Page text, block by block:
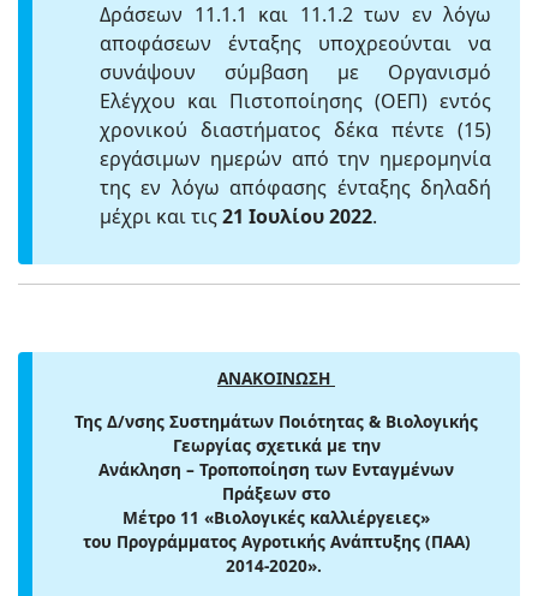
Δράσεων 11.1.1 και 11.1.2 των εν λόγω
αποφάσεων ένταξης υποχρεούνται να
συνάψουν σύμβαση με Οργανισμό
Ελέγχου και Πιστοποίησης (ΟΕΠ) εντός
χρονικού διαστήματος δέκα πέντε (15)
εργάσιμων ημερών από την ημερομηνία
της εν λόγω απόφασης ένταξης δηλαδή
μέχρι και τις21 Ιουλίου 2022.
ΑΝΑΚΟΙΝΩΣΗ
Της Δ/νσης Συστημάτων Ποιότητας & Βιολογικής
Γεωργίας σχετικά με την
Ανάκληση – Τροποποίηση των Ενταγμένων
Πράξεων στο
Μέτρο 11 «Βιολογικές καλλιέργειες»
του Προγράμματος Αγροτικής Ανάπτυξης (ΠΑΑ)
2014-2020».